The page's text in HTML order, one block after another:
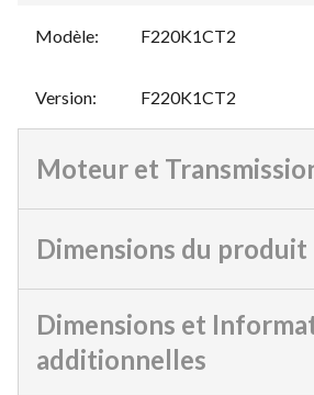
Modèle: F220K1CT2
Version: F220K1CT2
Moteur et
Dimensions du produit
Dimensions et
additionnelles